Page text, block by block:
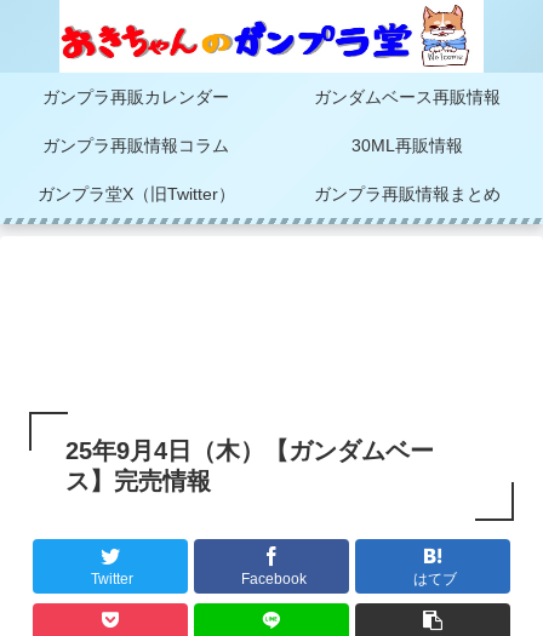
ガンプラ再販カレンダー ガンダムベース再販情報
ガンプラ再販情報コラム 30ML再販情報
ガンプラ堂X（旧Twitter） ガンプラ再販情報まとめ
25年9月4日（木）【ガンダムベー
ス】完売情報
Twitter Facebook はてブ